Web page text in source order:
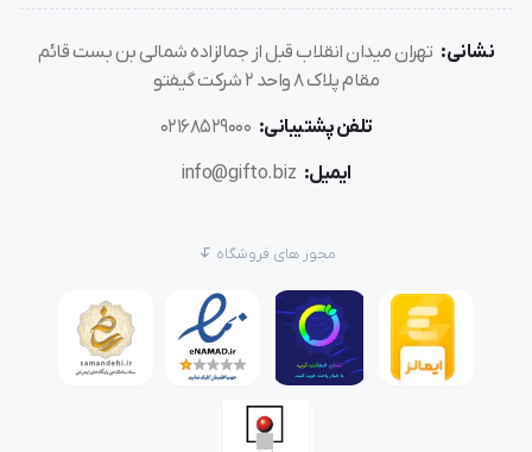
نشانی: تهران میدان انقلاب قبل از جمالزاده شمالی بن بست قائم
مقام پلاک 8 واحد 2 شرکت گیفتو
تلفن پشتیبانی: 02168529000
ایمیل: info@gifto.biz
مجوز های فروشگاه